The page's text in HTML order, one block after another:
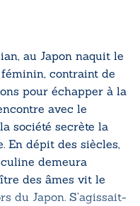
au Japon naquit le
contraint de
pour échapper à la
avec le
société secrète la
En dépit des siècles,
demeura
des âmes vit le
du Japon. S’agissait-